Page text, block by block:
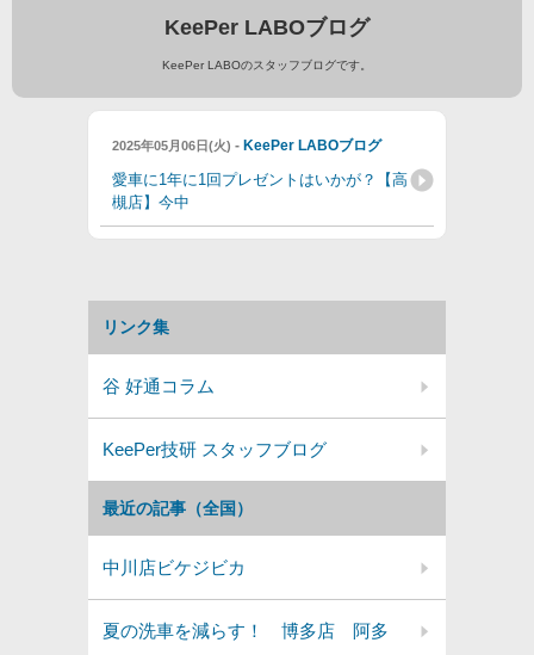
KeePer LABOブログ
KeePer LABOのスタッフブログです。
2025年05月06日(火) - KeePer LABOブログ
愛車に1年に1回プレゼントはいかが？【高
槻店】今中
最近の記事（全国）
中川店ビケジビカ
夏の洗車を減らす！ 博多店 阿多
リンク集
谷 好通コラム
KeePer技研 スタッフブログ